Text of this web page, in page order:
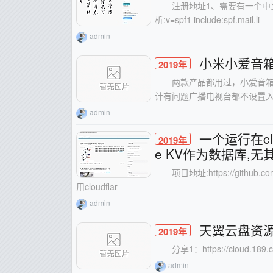
注册地址1、需要有一个
析:v=spf1 include:spf.mail.li
admin
2019年 小米小爱音
两款产品都用过，小爱音
计有问题广播电视台都不设置
admin
2019年
一个运行在
e KV作为数据库,无
项目地址:https://
用cloudflar
admin
2019年 天翼云盘资
分享1：https://
admin